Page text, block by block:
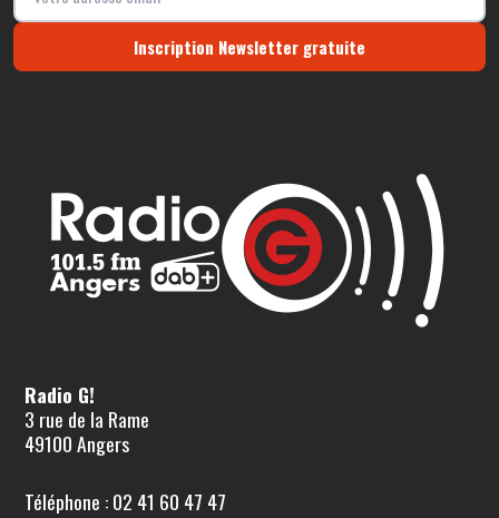
Inscription Newsletter gratuite
Radio G!
3 rue de la Rame
49100 Angers
Téléphone : 02 41 60 47 47